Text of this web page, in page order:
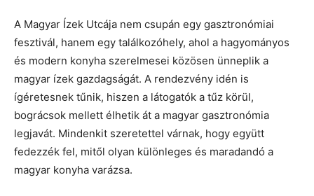
A Magyar Ízek Utcája nem csupán egy gasztronómiai
fesztivál, hanem egy találkozóhely, ahol a hagyományos
és modern konyha szerelmesei közösen ünneplik a
magyar ízek gazdagságát. A rendezvény idén is
ígéretesnek tűnik, hiszen a látogatók a tűz körül,
bográcsok mellett élhetik át a magyar gasztronómia
legjavát. Mindenkit szeretettel várnak, hogy együtt
fedezzék fel, mitől olyan különleges és maradandó a
magyar konyha varázsa.